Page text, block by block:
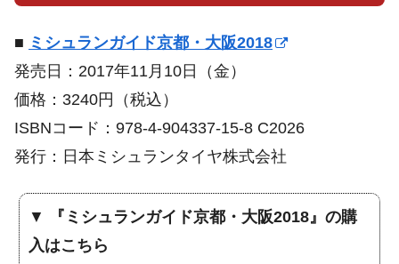
■ ミシュランガイド京都・大阪2018
発売日：2017年11月10日（金）
価格：3240円（税込）
ISBNコード：978-4-904337-15-8 C2026
発行：日本ミシュランタイヤ株式会社
▼
『ミシュランガイド京都・大阪2018』の購
入はこちら